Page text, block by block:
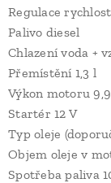
Regulace
Palivo diesel
Chlazení voda +
Přemístění 1,3 l
Výkon motoru
Startér 12 V
Typ oleje
Objem oleje v
Spotřeba paliva